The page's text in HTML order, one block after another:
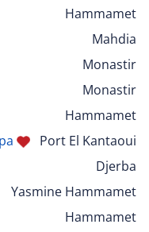
Hammamet
Mahdia
Monastir
Monastir
Hammamet
Port El Kantaoui
Djerba
Yasmine Hammamet
Hammamet